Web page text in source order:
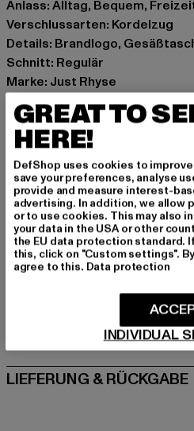
Anlass: Alltag, Bequem,
Verschlussarten: Kordelzug
Details: Brandlogo,
Schnitt: Regulär
Marke: Just Rhyse
Kat.: Trousers - Sweat
Farbe: blau
Hersteller Farbe: lightblue
Materialzusammensetzung:
Art.Nr: JRSP561-00344
Hersteller: TB International
Dr.-Robert-Murjahn-Straße 7 |
DE
GRÖSSE & PASSFORM
PFLEGEHINWEISE
LIEFERUNG & RÜCKGABE
GREAT TO
HERE!
DefShop uses cookies to
save your preferences, analyse
provide and measure interest-
advertising. In addition, we allow
or to use cookies. This may also
your data in the USA or other
the EU data protection standard.
this, click on "Custom settings".
agree to this. Data protection
INDIVIDUAL